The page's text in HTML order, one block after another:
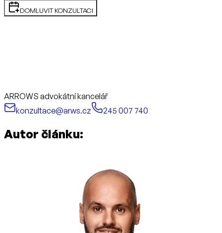
DOMLUVIT KONZULTACI
ARROWS advokátní kancelář
konzultace@arws.cz
245 007 740
Autor článku: